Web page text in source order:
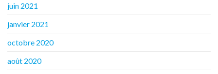
juin 2021
janvier 2021
octobre 2020
août 2020